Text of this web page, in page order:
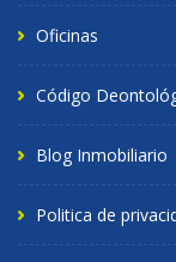
Oficinas
Código
Blog Inmobiliario
Politica de